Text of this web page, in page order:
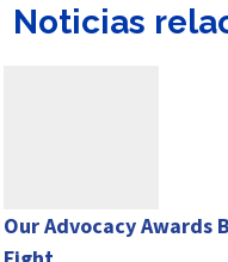
Noticias
Our Advocacy Awards